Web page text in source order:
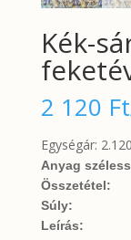
Kék-
2 120 Ft
Egységár:
Anyag
Összetétel:
Súly:
Leírás: